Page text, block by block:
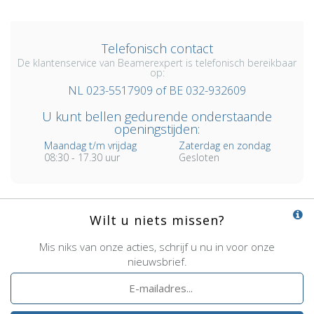
Telefonisch contact
De klantenservice van Beamerexpert is telefonisch bereikbaar
op:
NL 023-5517909 of BE 032-932609
U kunt bellen gedurende onderstaande
openingstijden:
Maandag t/m vrijdag
08:30 - 17.30 uur
Zaterdag en zondag
Gesloten
Wilt u niets missen?
Mis niks van onze acties, schrijf u nu in voor onze
nieuwsbrief.